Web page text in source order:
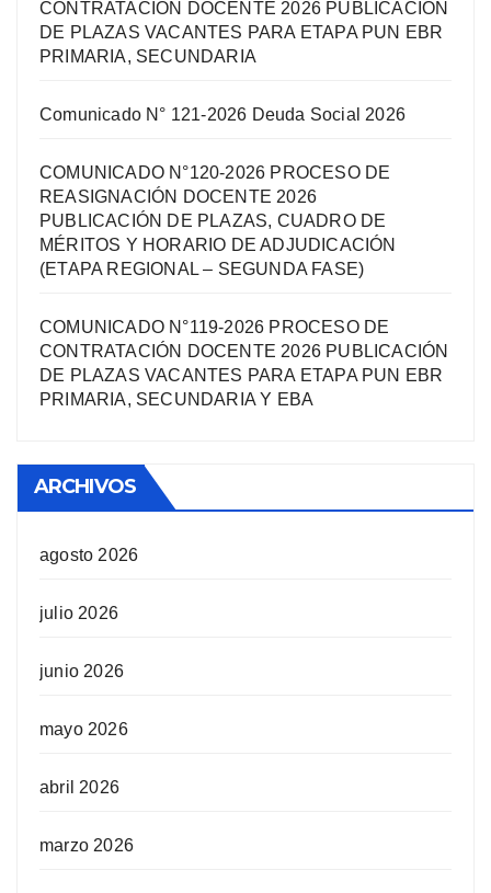
CONTRATACIÓN DOCENTE 2026 PUBLICACIÓN
DE PLAZAS VACANTES PARA ETAPA PUN EBR
PRIMARIA, SECUNDARIA
Comunicado N° 121-2026 Deuda Social 2026
COMUNICADO N°120-2026 PROCESO DE
REASIGNACIÓN DOCENTE 2026
PUBLICACIÓN DE PLAZAS, CUADRO DE
MÉRITOS Y HORARIO DE ADJUDICACIÓN
(ETAPA REGIONAL – SEGUNDA FASE)
COMUNICADO N°119-2026 PROCESO DE
CONTRATACIÓN DOCENTE 2026 PUBLICACIÓN
DE PLAZAS VACANTES PARA ETAPA PUN EBR
PRIMARIA, SECUNDARIA Y EBA
ARCHIVOS
agosto 2026
julio 2026
junio 2026
mayo 2026
abril 2026
marzo 2026